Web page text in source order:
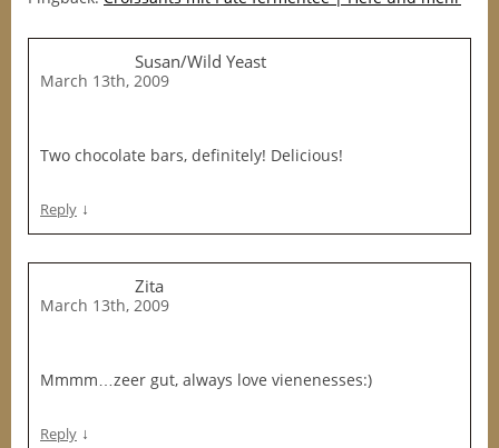
Susan/Wild Yeast
March 13th, 2009
Two chocolate bars, definitely! Delicious!
Reply ↓
Zita
March 13th, 2009
Mmmm…zeer gut, always love vienenesses:)
Reply ↓